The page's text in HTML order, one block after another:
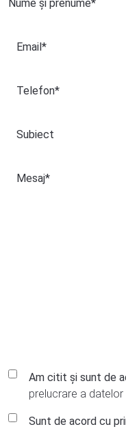
Nume și prenume*
Email *
Telefon*
Subiect
Mesaj*
GDPR
Consent *
Am citit și sunt de
prelucrare a
Marketing
Sunt de acord cu